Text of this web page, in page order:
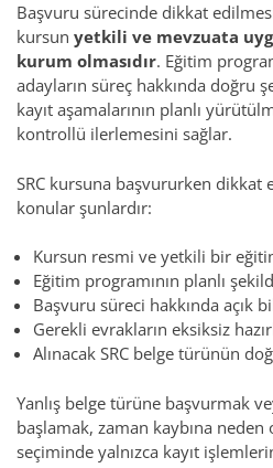
Başvuru sürecinde dikkat
kursun yetkili ve mevzuata
kurum olmasıdır. Eğitim
adayların süreç hakkında doğru
kayıt aşamalarının planlı
kontrollü ilerlemesini sağlar.
SRC kursuna başvururken dikkat
konular şunlardır:
Kursun resmi ve yetkili bir
Eğitim programının planlı
Başvuru süreci hakkında açık
Gerekli evrakların eksiksiz
Alınacak SRC belge türünün
Yanlış belge türüne başvurmak
başlamak, zaman kaybına
seçiminde yalnızca kayıt